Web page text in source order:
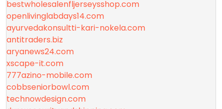
bestwholesalenfljerseysshop.com
openlivinglabdays14.com
ayurvedakonsultti-kari-nokela.com
antitraders.biz
aryanews24.com
xscape-it.com
777azino-mobile.com
cobbseniorbowl.com
technowdesign.com